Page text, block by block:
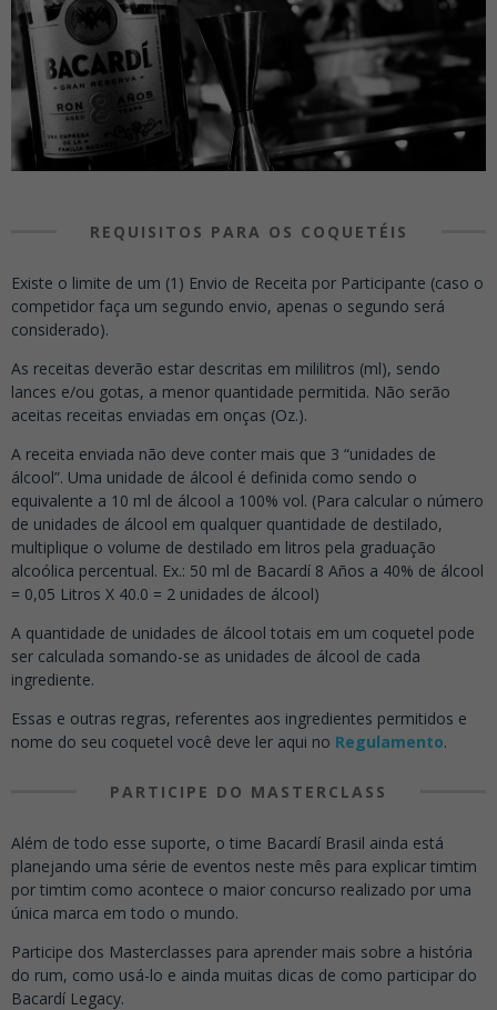
REQUISITOS PARA OS COQUETÉIS
Existe o limite de um (1) Envio de Receita por Participante (caso o
competidor faça um segundo envio, apenas o segundo será
considerado).
As receitas deverão estar descritas em mililitros (ml), sendo
lances e/ou gotas, a menor quantidade permitida. Não serão
aceitas receitas enviadas em onças (Oz.).
A receita enviada não deve conter mais que 3 “unidades de
álcool”. Uma unidade de álcool é definida como sendo o
equivalente a 10 ml de álcool a 100% vol. (Para calcular o número
de unidades de álcool em qualquer quantidade de destilado,
multiplique o volume de destilado em litros pela graduação
alcoólica percentual. Ex.: 50 ml de Bacardí 8 Años a 40% de álcool
= 0,05 Litros X 40.0 = 2 unidades de álcool)
A quantidade de unidades de álcool totais em um coquetel pode
ser calculada somando-se as unidades de álcool de cada
ingrediente.
Essas e outras regras, referentes aos ingredientes permitidos e
nome do seu coquetel você deve ler aqui no Regulamento.
PARTICIPE DO MASTERCLASS
Além de todo esse suporte, o time Bacardí Brasil ainda está
planejando uma série de eventos neste mês para explicar timtim
por timtim como acontece o maior concurso realizado por uma
única marca em todo o mundo.
Participe dos Masterclasses para aprender mais sobre a história
do rum, como usá-lo e ainda muitas dicas de como participar do
Bacardí Legacy.